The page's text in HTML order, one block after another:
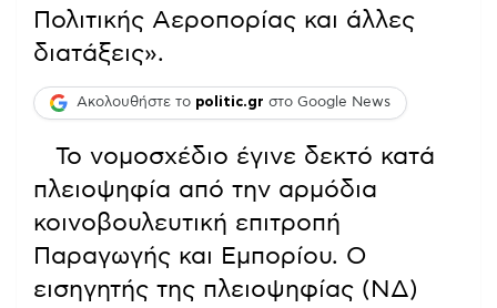
Πολιτικής Αεροπορίας και άλλες
διατάξεις».
Ακολουθήστε το politic.gr στο Google News
Το νομοσχέδιο έγινε δεκτό κατά
πλειοψηφία από την αρμόδια
κοινοβουλευτική επιτροπή
Παραγωγής και Εμπορίου. Ο
εισηγητής της πλειοψηφίας (ΝΔ)